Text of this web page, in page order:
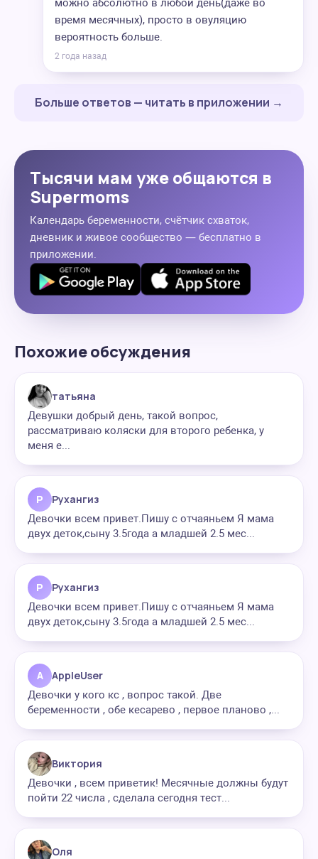
можно абсолютно в любой день(даже во
время месячных), просто в овуляцию
вероятность больше.
2 года назад
Больше ответов — читать в приложении →
Тысячи мам уже общаются в
Supermoms
Календарь беременности, счётчик схваток,
дневник и живое сообщество — бесплатно в
приложении.
Похожие обсуждения
татьяна
Девушки добрый день, такой вопрос,
рассматриваю коляски для второго ребенка, у
меня е...
Р Рухангиз
Девочки всем привет.Пишу с отчаяньем Я мама
двух деток,сыну 3.5года а младшей 2.5 мес...
Р Рухангиз
Девочки всем привет.Пишу с отчаяньем Я мама
двух деток,сыну 3.5года а младшей 2.5 мес...
A AppleUser
Девочки у кого кс , вопрос такой. Две
беременности , обе кесарево , первое планово ,...
Виктория
Девочки , всем приветик! Месячные должны будут
пойти 22 числа , сделала сегодня тест...
Оля